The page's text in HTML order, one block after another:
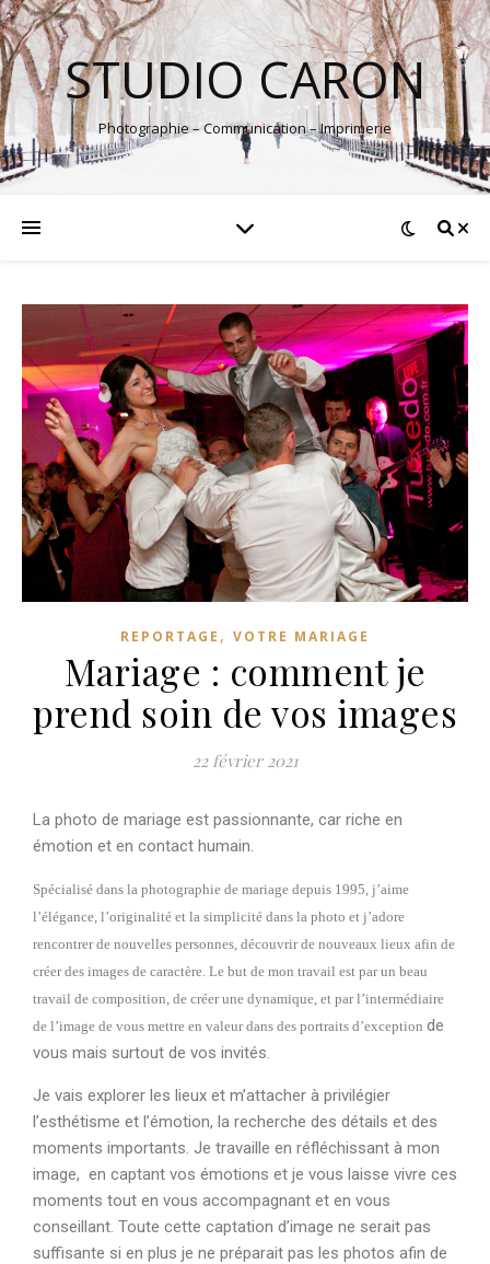
STUDIO CARON
Photographie – Communication – Imprimerie
REPORTAGE , VOTRE MARIAGE
Mariage : comment je
prend soin de vos images
22 février 2021
La photo de mariage est passionnante, car riche en
émotion et en contact humain.
Spécialisé dans la photographie de mariage depuis 1995, j’aime
l’élégance, l’originalité et la simplicité dans la photo et j’adore
rencontrer de nouvelles personnes, découvrir de nouveaux lieux afin de
créer des images de caractère. Le but de mon travail est par un beau
travail de composition, de créer une dynamique, et par l’intermédiaire
de l’image de vous mettre en valeur dans des portraits d’exception de
vous mais surtout de vos invités.
Je vais explorer les lieux et m’attacher à privilégier
l’esthétisme et l’émotion, la recherche des détails et des
moments importants. Je travaille en réfléchissant à mon
image, en captant vos émotions et je vous laisse vivre ces
moments tout en vous accompagnant et en vous
conseillant. Toute cette captation d’image ne serait pas
suffisante si en plus je ne préparait pas les photos afin de